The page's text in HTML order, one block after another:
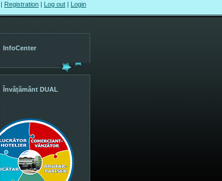
| Registration | Log out | Login
InfoCenter
Învățământ DUAL